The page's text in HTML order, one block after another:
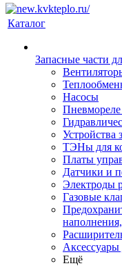
Каталог
Запасные части
Насосы
Пневмореле
Устройства
ТЭНы для
Платы
Датчики и
Электроды
Газовые
Аксессуары
Ещё